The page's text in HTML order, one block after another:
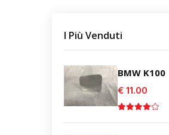
I Più Venduti
BMW K100
€ 11.00